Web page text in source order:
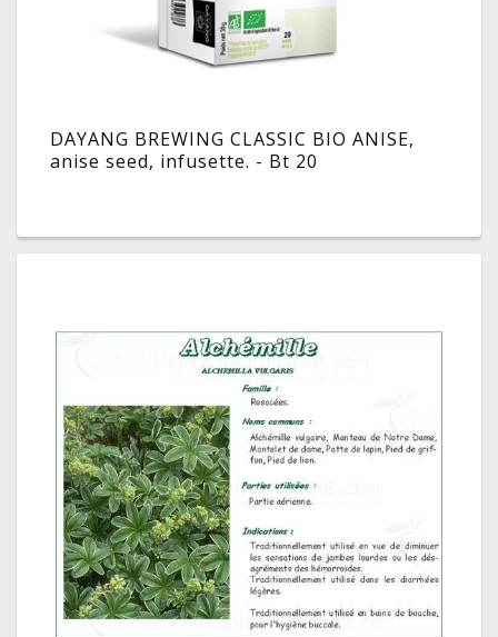
DAYANG BREWING CLASSIC BIO ANISE,
anise seed, infusette. - Bt 20